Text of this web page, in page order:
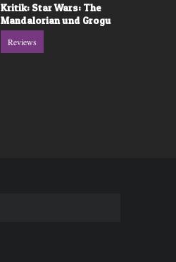
Kritik: Star Wars: The
Mandalorian und Grogu
Reviews